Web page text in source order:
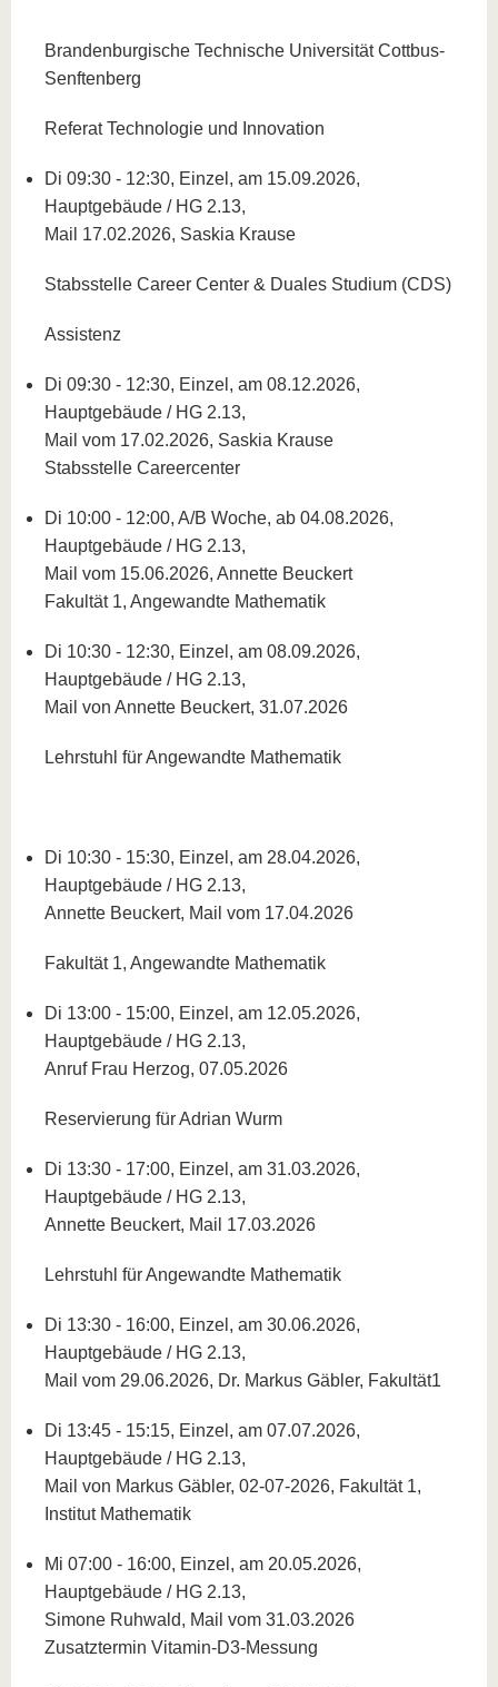
Brandenburgische Technische Universität Cottbus-
Senftenberg
Referat Technologie und Innovation
Di 09:30 - 12:30, Einzel, am 15.09.2026,
Hauptgebäude / HG 2.13,
Mail 17.02.2026, Saskia Krause
Stabsstelle Career Center & Duales Studium (CDS)
Assistenz
Di 09:30 - 12:30, Einzel, am 08.12.2026,
Hauptgebäude / HG 2.13,
Mail vom 17.02.2026, Saskia Krause
Stabsstelle Careercenter
Di 10:00 - 12:00, A/B Woche, ab 04.08.2026,
Hauptgebäude / HG 2.13,
Mail vom 15.06.2026, Annette Beuckert
Fakultät 1, Angewandte Mathematik
Di 10:30 - 12:30, Einzel, am 08.09.2026,
Hauptgebäude / HG 2.13,
Mail von Annette Beuckert, 31.07.2026
Lehrstuhl für Angewandte Mathematik
Di 10:30 - 15:30, Einzel, am 28.04.2026,
Hauptgebäude / HG 2.13,
Annette Beuckert, Mail vom 17.04.2026
Fakultät 1, Angewandte Mathematik
Di 13:00 - 15:00, Einzel, am 12.05.2026,
Hauptgebäude / HG 2.13,
Anruf Frau Herzog, 07.05.2026
Reservierung für Adrian Wurm
Di 13:30 - 17:00, Einzel, am 31.03.2026,
Hauptgebäude / HG 2.13,
Annette Beuckert, Mail 17.03.2026
Lehrstuhl für Angewandte Mathematik
Di 13:30 - 16:00, Einzel, am 30.06.2026,
Hauptgebäude / HG 2.13,
Mail vom 29.06.2026, Dr. Markus Gäbler, Fakultät1
Di 13:45 - 15:15, Einzel, am 07.07.2026,
Hauptgebäude / HG 2.13,
Mail von Markus Gäbler, 02-07-2026, Fakultät 1,
Institut Mathematik
Mi 07:00 - 16:00, Einzel, am 20.05.2026,
Hauptgebäude / HG 2.13,
Simone Ruhwald, Mail vom 31.03.2026
Zusatztermin Vitamin-D3-Messung